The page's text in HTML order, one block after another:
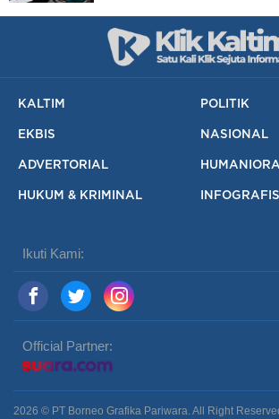
KALTIM POLITIK
EKBIS NASIONAL
ADVERTORIAL HUMANIORA
HUKUM & KRIMINAL INFOGRAFIS
Ikuti Kami:
Official Partner:
2026 © PT Borneo Grafika Pariwara. All Right